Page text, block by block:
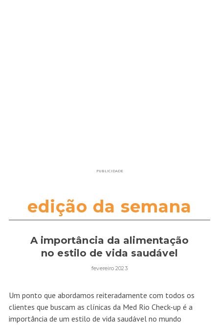
PUBLICIDADE
edição da semana
A importância da alimentação
no estilo de vida saudável
fevereiro 2023
Um ponto que abordamos reiteradamente com todos os
clientes que buscam as clínicas da Med Rio Check-up é a
importância de um estilo de vida saudável no mundo